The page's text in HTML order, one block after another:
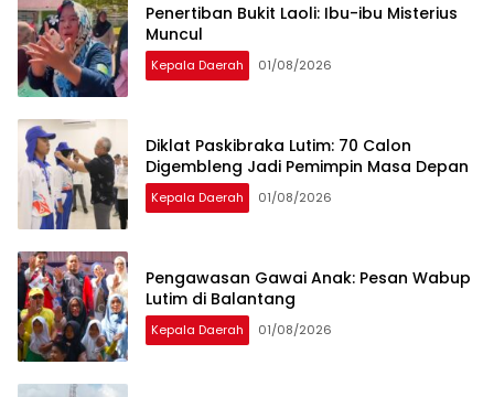
Penertiban Bukit Laoli: Ibu-ibu Misterius
Muncul
Kepala Daerah 01/08/2026
Diklat Paskibraka Lutim: 70 Calon
Digembleng Jadi Pemimpin Masa Depan
Kepala Daerah 01/08/2026
Pengawasan Gawai Anak: Pesan Wabup
Lutim di Balantang
Kepala Daerah 01/08/2026